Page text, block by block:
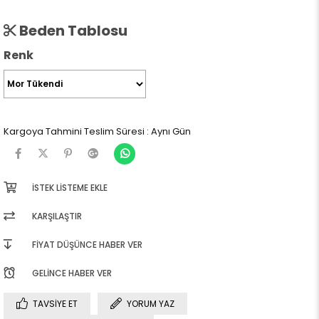
Beden Tablosu
Renk
Kargoya Tahmini Teslim Süresi : Aynı Gün
İSTEK LISTEME EKLE
KARŞILAŞTIR
FIYAT DÜŞÜNCE HABER VER
GELINCE HABER VER
TAVSIYE ET YORUM YAZ